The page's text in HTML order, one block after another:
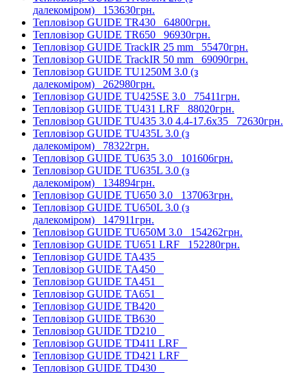
далекоміром) 153630грн.
Тепловізор GUIDE TR430 64800грн.
Тепловізор GUIDE TR650 96930грн.
Тепловізор GUIDE TrackIR 25 mm 55470грн.
Тепловізор GUIDE TrackIR 50 mm 69090грн.
Тепловізор GUIDE TU1250M 3.0 (з
далекоміром) 262980грн.
Тепловізор GUIDE TU425SE 3.0 75411грн.
Тепловізор GUIDE TU431 LRF 88020грн.
Тепловізор GUIDE TU435 3.0 4.4-17.6x35 72630грн.
Тепловізор GUIDE TU435L 3.0 (з
далекоміром) 78322грн.
Тепловізор GUIDE TU635 3.0 101606грн.
Тепловізор GUIDE TU635L 3.0 (з
далекоміром) 134894грн.
Тепловізор GUIDE TU650 3.0 137063грн.
Тепловізор GUIDE TU650L 3.0 (з
далекоміром) 147911грн.
Тепловізор GUIDE TU650M 3.0 154262грн.
Тепловізор GUIDE TU651 LRF 152280грн.
Тепловізор GUIDE TA435
Тепловізор GUIDE TA450
Тепловізор GUIDE TA451
Тепловізор GUIDE TA651
Тепловізор GUIDE TB420
Тепловізор GUIDE TB630
Тепловізор GUIDE TD210
Тепловізор GUIDE TD411 LRF
Тепловізор GUIDE TD421 LRF
Тепловізор GUIDE TD430